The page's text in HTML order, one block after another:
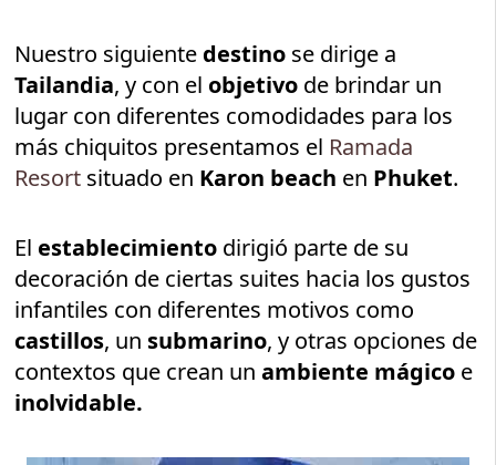
Nuestro siguiente destino se dirige a
Tailandia, y con el objetivo de brindar un
lugar con diferentes comodidades para los
más chiquitos presentamos el Ramada
Resort situado en Karon beach en Phuket.
El establecimiento dirigió parte de su
decoración de ciertas suites hacia los gustos
infantiles con diferentes motivos como
castillos, un submarino, y otras opciones de
contextos que crean unambiente mágico e
inolvidable.